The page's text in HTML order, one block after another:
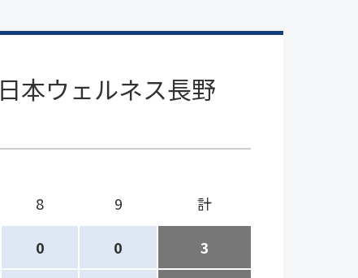
日本ウェルネス長野
8 9 計
0 0 3